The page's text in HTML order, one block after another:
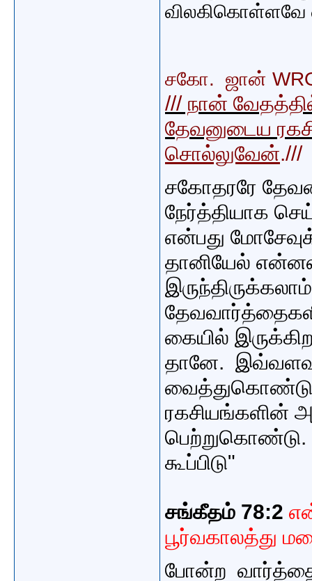
விலகிகொள்ளவே
சகோ. ஜான்
/// நான்
தேவனுடைய
சொல்லுவேன்.///
சகோதரரே
நேர்த்தியாக
என்பது
தானியேல்
கையில்
தானே.
வைத்துகொண்டு
ரகசியங்களின்
கூப்பிடு"
சங்கீதம் 78:2
பூர்வகாலத்து
போன்ற